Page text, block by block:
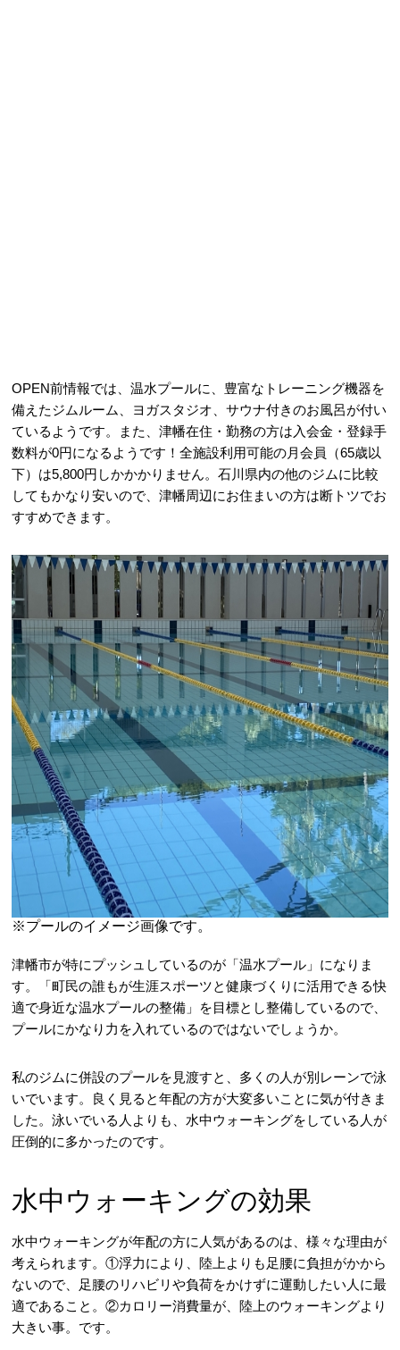
OPEN前情報では、温水プールに、豊富なトレーニング機器を
備えたジムルーム、ヨガスタジオ、サウナ付きのお風呂が付い
ているようです。また、津幡在住・勤務の方は入会金・登録手
数料が0円になるようです！全施設利用可能の月会員（65歳以
下）は5,800円しかかかりません。石川県内の他のジムに比較
してもかなり安いので、津幡周辺にお住まいの方は断トツでお
すすめできます。
※プールのイメージ画像です。
津幡市が特にプッシュしているのが「温水プール」になりま
す。「町民の誰もが生涯スポーツと健康づくりに活用できる快
適で身近な温水プールの整備」を目標とし整備しているので、
プールにかなり力を入れているのではないでしょうか。
私のジムに併設のプールを見渡すと、多くの人が別レーンで泳
いでいます。良く見ると年配の方が大変多いことに気が付きま
した。泳いでいる人よりも、水中ウォーキングをしている人が
圧倒的に多かったのです。
水中ウォーキングの効果
水中ウォーキングが年配の方に人気があるのは、様々な理由が
考えられます。①浮力により、陸上よりも足腰に負担がかから
ないので、足腰のリハビリや負荷をかけずに運動したい人に最
適であること。②カロリー消費量が、陸上のウォーキングより
大きい事。です。